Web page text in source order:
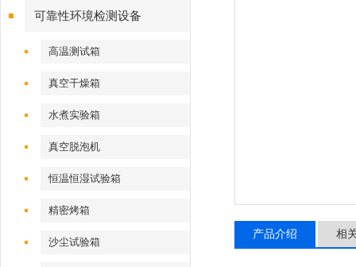
可靠性环境检测设备
高温测试箱
真空干燥箱
水煮实验箱
真空脱泡机
恒温恒湿试验箱
精密烤箱
沙尘试验箱
产品介绍 相